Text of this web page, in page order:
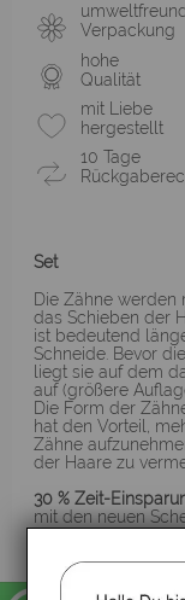
Verpackung
hohe
Qualität
mit Liebe
hergestellt
10 Tage
Set
Die Zähne werden
das Schieben der
ist bedeutend
Schneide. Bevor
liegt sie auf dem
auf (größere
Die Form der
hat den Vorteil,
Zähne
der Haare zu
30 % Zeit-
mit den neuen